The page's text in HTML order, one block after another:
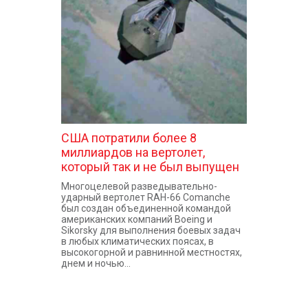
КОНТАКТЫ
США потратили более 8
миллиардов на вертолет,
который так и не был выпущен
Многоцелевой разведывательно-
ударный вертолет RAH-66 Comanche
был создан объединенной командой
американских компаний Boeing и
Sikorsky для выполнения боевых задач
в любых климатических поясах, в
высокогорной и равнинной местностях,
днем и ночью...